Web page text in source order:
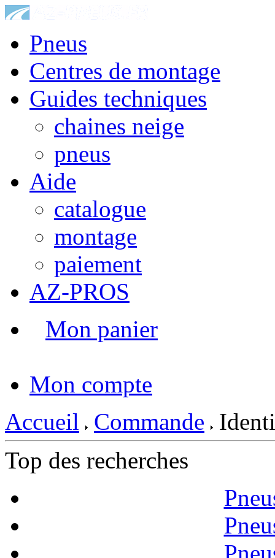
Pneus
Centres de montage
Guides techniques
chaines neige
pneus
Aide
catalogue
montage
paiement
AZ-PROS
Mon panier
Mon compte
Accueil
Commande
Top des recherches